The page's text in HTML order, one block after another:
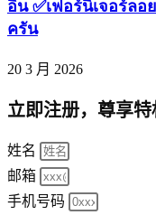
อิน ✅เฟอร์นิเจอร์ล
ครัน
20 3 月 2026
立即注册，尊享特
姓名
邮箱
手机号码